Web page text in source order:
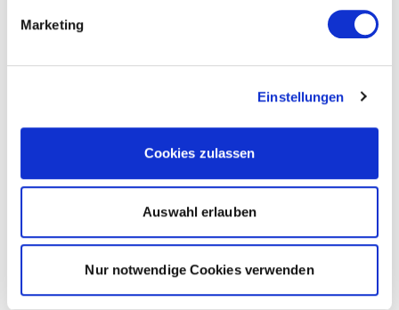
Marketing
Einstellungen
Cookies zulassen
Auswahl erlauben
Nur notwendige Cookies verwenden